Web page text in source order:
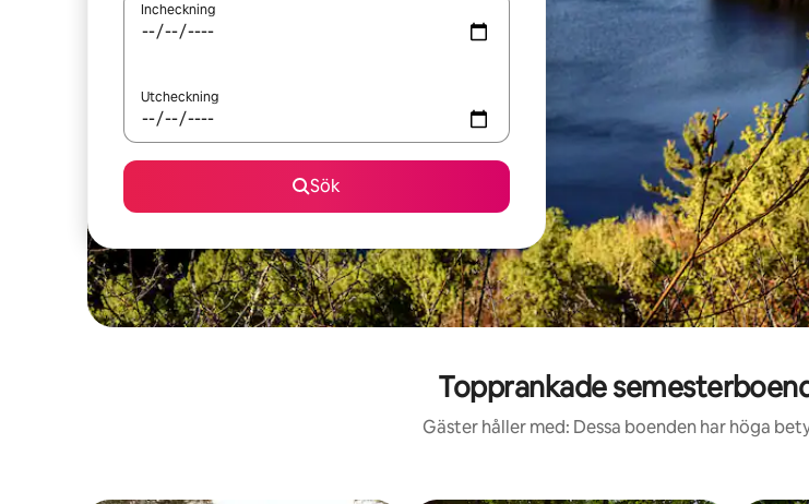
Incheckning
Utcheckning
Sök
Topprankade
Gäster håller med: Dessa boenden har höga